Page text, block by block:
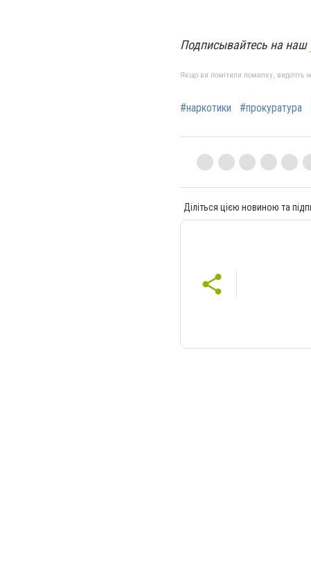
Подписывайтесь на наш
Якщо ви помітили помилку, виділіть
#наркотики #прокуратура
Діліться цією новиною та